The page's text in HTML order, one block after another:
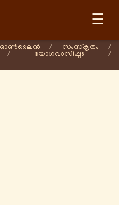
☰
ഓണ്‍ലൈന്‍ / സംസ്കൃതം
/
/ യോഗവാസിഷ്ഠഃ /